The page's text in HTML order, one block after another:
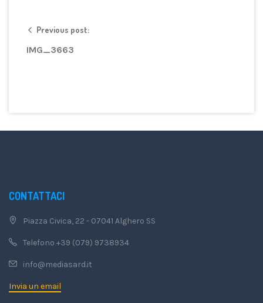
Previous post:
IMG_3663
CONTATTACI
Piazza Civica, 22 - 07041 Alghero SS
Telefono +39 (079) 9738934
info@mediasard.it
Invia un email